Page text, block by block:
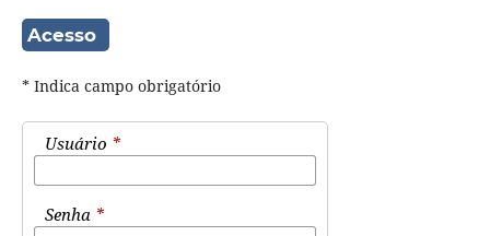
Acesso
* Indica campo obrigatório
Usuário *
Senha *